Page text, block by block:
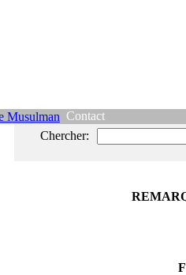
Contact
Chercher: